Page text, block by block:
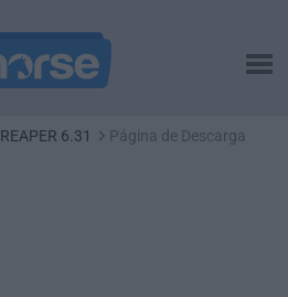
REAPER 6.31 Página de Descarga